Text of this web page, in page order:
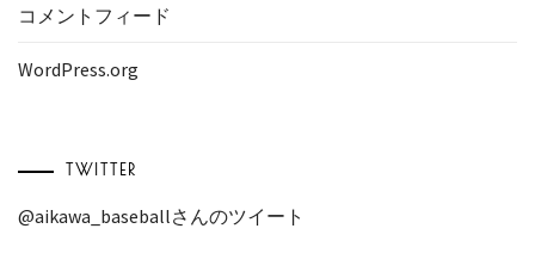
コメントフィード
WordPress.org
TWITTER
@aikawa_baseballさんのツイート